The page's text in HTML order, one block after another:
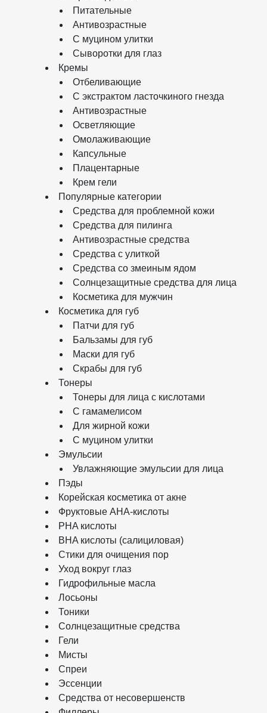
Питательные
Антивозрастные
С муцином улитки
Сыворотки для глаз
Кремы
Отбеливающие
С экстрактом ласточкиного гнезда
Антивозрастные
Осветляющие
Омолаживающие
Капсульные
Плацентарные
Крем гели
Популярные категории
Средства для проблемной кожи
Средства для пилинга
Антивозрастные средства
Средства с улиткой
Средства со змеиным ядом
Солнцезащитные средства для лица
Косметика для мужчин
Косметика для губ
Патчи для губ
Бальзамы для губ
Маски для губ
Скрабы для губ
Тонеры
Тонеры для лица с кислотами
С гамамелисом
Для жирной кожи
С муцином улитки
Эмульсии
Увлажняющие эмульсии для лица
Пэды
Корейская косметика от акне
Фруктовые AHA-кислоты
PHA кислоты
BHA кислоты (салициловая)
Стики для очищения пор
Уход вокруг глаз
Гидрофильные масла
Лосьоны
Тоники
Солнцезащитные средства
Гели
Мисты
Спреи
Эссенции
Средства от несовершенств